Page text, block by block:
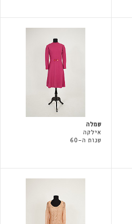
שמלה
אילקה
שנות ה-60